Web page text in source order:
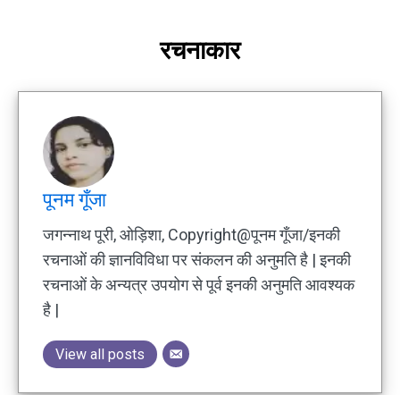
रचनाकार
पूनम गूँजा
जगन्नाथ पूरी, ओड़िशा, Copyright@पूनम गूँजा/इनकी
रचनाओं की ज्ञानविविधा पर संकलन की अनुमति है | इनकी
रचनाओं के अन्यत्र उपयोग से पूर्व इनकी अनुमति आवश्यक
है |
View all posts